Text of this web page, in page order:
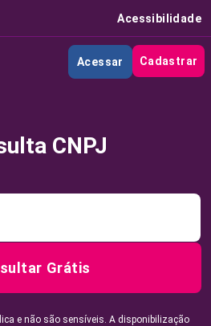
Acessibilidade
Acessar Cadastrar
CNPJ
Grátis
e não são sensíveis. A disponibilização